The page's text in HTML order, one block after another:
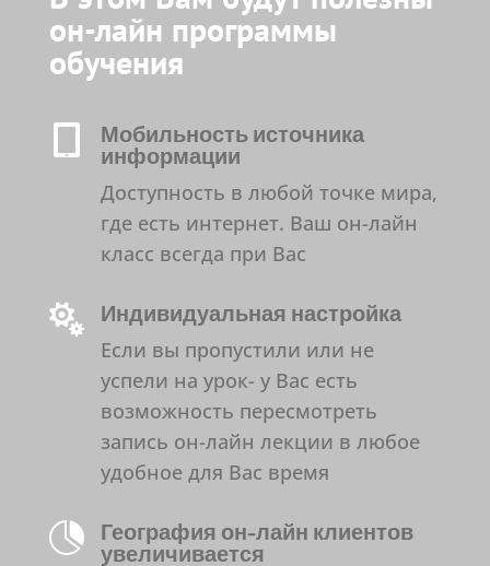
он-лайн программы
обучения
Мобильность источника
информации
Доступность в любой точке мира,
где есть интернет. Ваш он-лайн
класс всегда при Вас
 Индивидуальная настройка
Если вы пропустили или не
успели на урок- у Вас есть
возможность пересмотреть
запись он-лайн лекции в любое
удобное для Вас время
 География он-лайн клиентов
увеличивается